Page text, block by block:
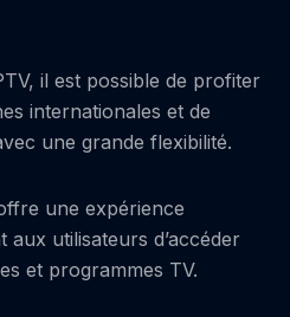
il est possible de profiter
internationales et de
une grande flexibilité.
une expérience
utilisateurs d’accéder
et programmes TV.